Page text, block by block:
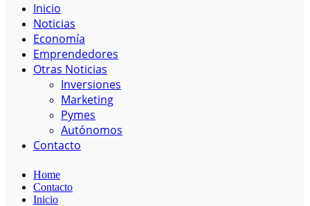
Inicio
Noticias
Economía
Emprendedores
Otras Noticias
Inversiones
Marketing
Pymes
Autónomos
Contacto
Home
Contacto
Inicio